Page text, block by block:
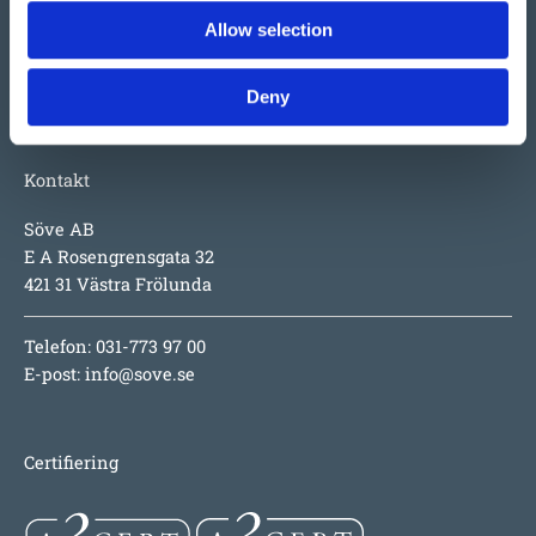
Allow selection
Deny
inspirerande utmaningar för barnen, hög säkerhet och
numera även design i toppklass.
Kontakt
Söve AB
E A Rosengrensgata 32
421 31 Västra Frölunda
Telefon: 031-773 97 00
E-post: info@sove.se
Certifiering